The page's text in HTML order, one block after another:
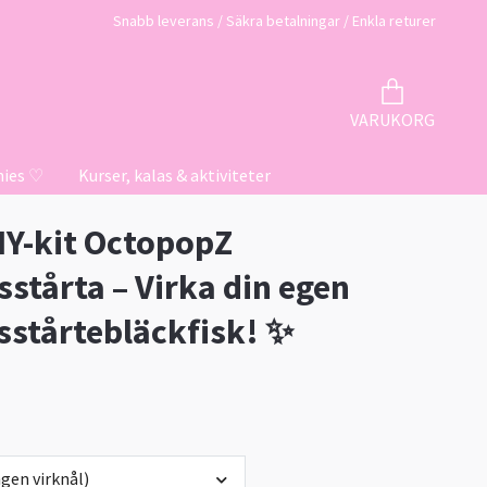
Snabb leverans / Säkra betalningar / Enkla returer
VARUKORG
♡ Kurser, kalas & aktiviteter
kit OctopopZ
– Virka din egen
✨
virknål)